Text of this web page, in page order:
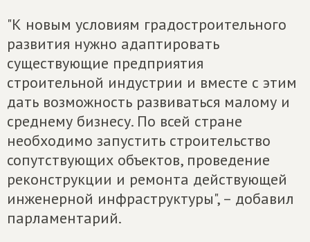
"К новым условиям градостроительного
развития нужно адаптировать
существующие предприятия
строительной индустрии и вместе с этим
дать возможность развиваться малому и
среднему бизнесу. По всей стране
необходимо запустить строительство
сопутствующих объектов, проведение
реконструкции и ремонта действующей
инженерной инфраструктуры", – добавил
парламентарий.